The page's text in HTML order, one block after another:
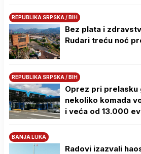
REPUBLIKA SRPSKA / BIH
Bez plata i
Rudari treću noć
REPUBLIKA SRPSKA / BIH
Oprez pri prelasku
nekoliko komada
i veća od 13.000
BANJA LUKA
Radovi izazvali